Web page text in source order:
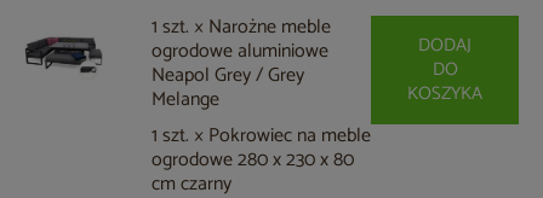
1 szt. × Narożne meble
ogrodowe aluminiowe
Neapol Grey / Grey
Melange
1 szt. × Pokrowiec na meble
ogrodowe 280 x 230 x 80
cm czarny
DODAJ
DO
KOSZYKA